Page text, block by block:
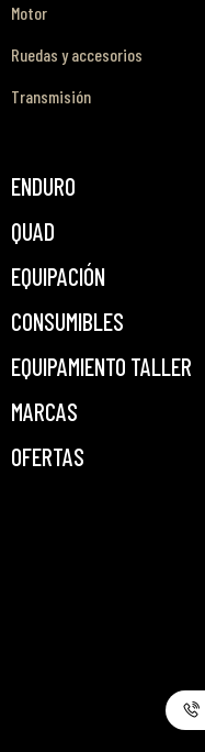
Motor
Ruedas y accesorios
Transmisión
ENDURO
QUAD
EQUIPACIÓN
CONSUMIBLES
EQUIPAMIENTO TALLER
MARCAS
OFERTAS